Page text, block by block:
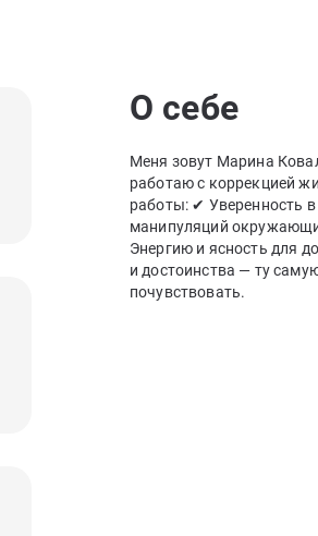
О себе
Меня зовут Марина
работаю с коррекцией
работы: ✔ Уверенность
манипуляций
Энергию и ясность для
и достоинства — ту
почувствовать.